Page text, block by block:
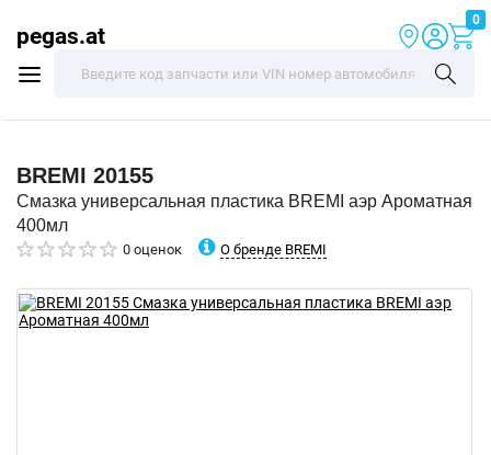
pegas.at
0
BREMI 20155
Смазка универсальная пластика BREMI аэр Ароматная
400мл
0 оценок О бренде BREMI